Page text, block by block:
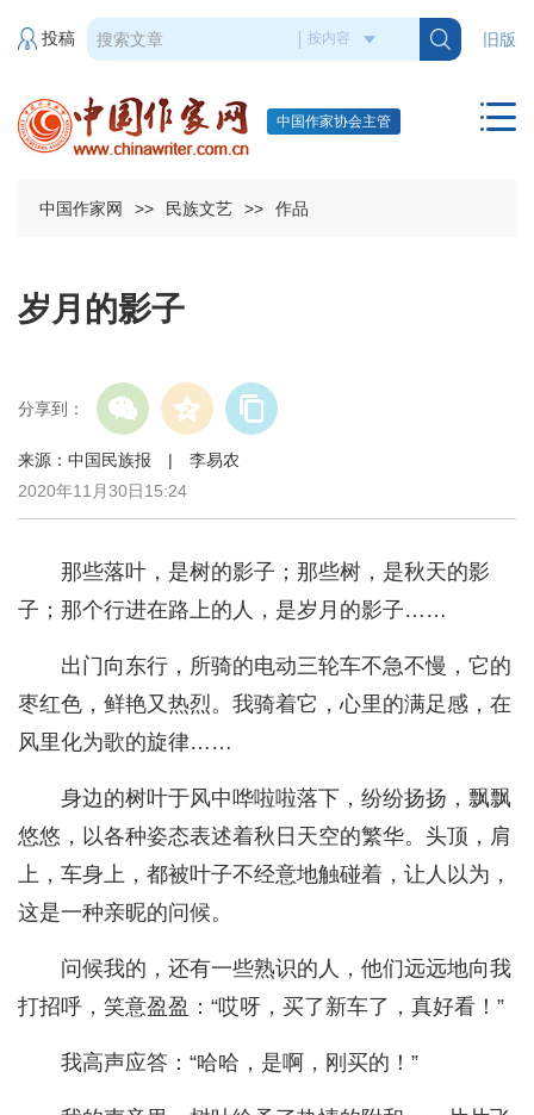
旧版
投稿
中国作家协会主管
中国作家网 >> 民族文艺 >> 作品
岁月的影子
分享到：
来源：中国民族报 | 李易农
2020年11月30日15:24
那些落叶，是树的影子；那些树，是秋天的影
子；那个行进在路上的人，是岁月的影子……
出门向东行，所骑的电动三轮车不急不慢，它的
枣红色，鲜艳又热烈。我骑着它，心里的满足感，在
风里化为歌的旋律……
身边的树叶于风中哗啦啦落下，纷纷扬扬，飘飘
悠悠，以各种姿态表述着秋日天空的繁华。头顶，肩
上，车身上，都被叶子不经意地触碰着，让人以为，
这是一种亲昵的问候。
问候我的，还有一些熟识的人，他们远远地向我
打招呼，笑意盈盈：“哎呀，买了新车了，真好看！”
我高声应答：“哈哈，是啊，刚买的！”